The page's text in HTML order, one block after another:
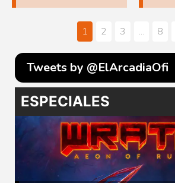
1 2 3 ... 8
Tweets by @ElArcadiaOfi
ESPECIALES